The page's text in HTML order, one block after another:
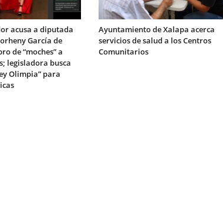
acusa a diputada
García de
de “moches” a
legisladora busca
Olimpia” para
Ayuntamiento de Xalapa acerca
servicios de salud a los Centros
Comunitarios